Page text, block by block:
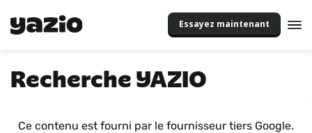
Essayez maintenant
Recherche YAZIO
Ce contenu est fourni par le fournisseur tiers Google.